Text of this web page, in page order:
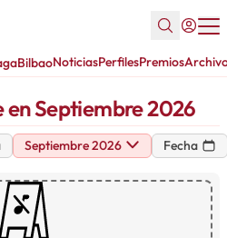
BilbaoNoticiasPerfilesPremios
en Septiembre 2026
Septiembre 2026 Fecha